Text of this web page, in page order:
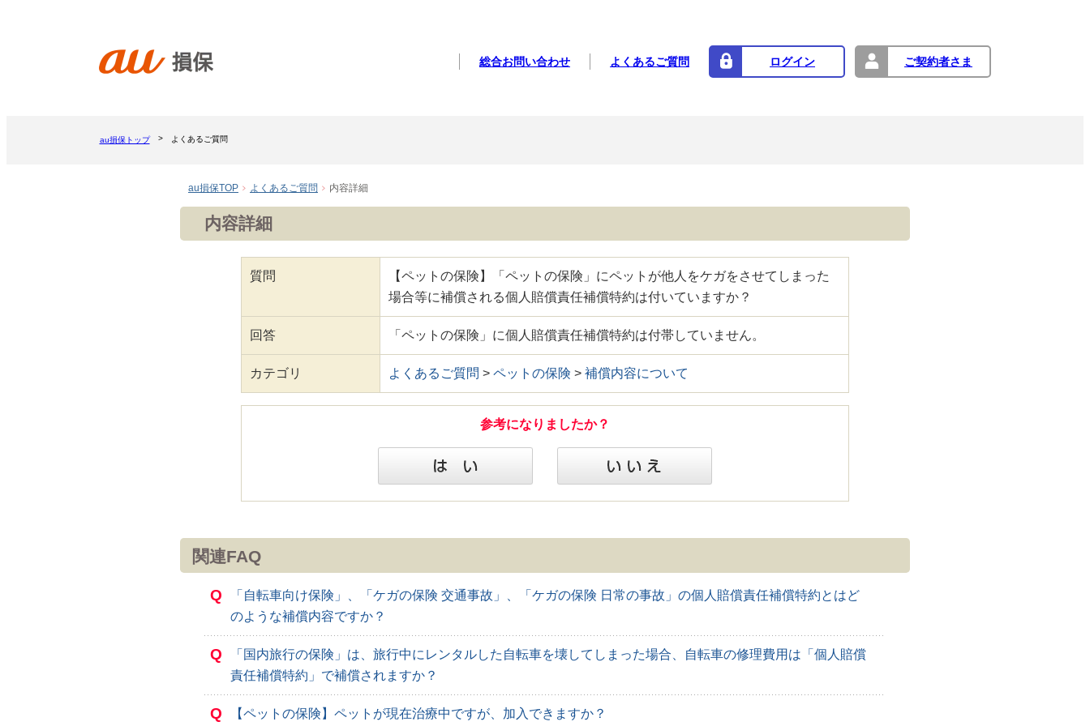
総合お問い合わせ よくあるご質問 ログイン ご契約者さま
au損保トップ よくあるご質問
au損保TOP よくあるご質問 内容詳細
内容詳細
質問
【ペットの保険】「ペットの保険」にペットが他人をケガをさせてしまった
場合等に補償される個人賠償責任補償特約は付いていますか？
回答 「ペットの保険」に個人賠償責任補償特約は付帯していません。
カテゴリ よくあるご質問 > ペットの保険 > 補償内容について
参考になりましたか？
関連FAQ
Q
「自転車向け保険」、「ケガの保険 交通事故」、「ケガの保険 日常の事故」の個人賠償責任補償特約とはど
のような補償内容ですか？
Q
「国内旅行の保険」は、旅行中にレンタルした自転車を壊してしまった場合、自転車の修理費用は「個人賠償
責任補償特約」で補償されますか？
Q 【ペットの保険】ペットが現在治療中ですが、加入できますか？